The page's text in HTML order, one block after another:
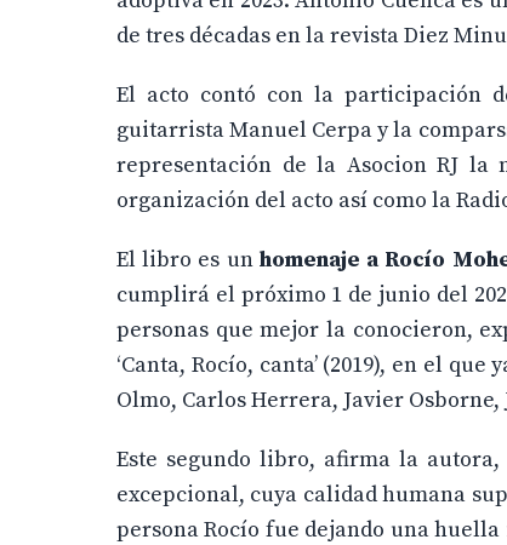
de tres décadas en la revista Diez
El acto contó con la participación
guitarrista Manuel Cerpa y la
representación de la Asocion RJ la
organización del acto así como la
El libro es un homenaje a Rocío
cumplirá el próximo 1 de junio del
personas que mejor la conocieron,
‘Canta, Rocío, canta’ (2019), en el
Olmo, Carlos Herrera, Javier
Este segundo libro, afirma la
excepcional, cuya calidad humana
persona Rocío fue dejando una